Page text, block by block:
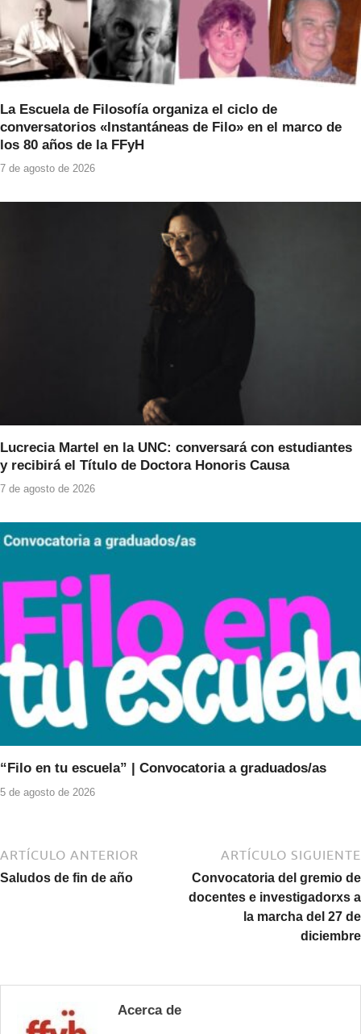
La Escuela de Filosofía organiza el ciclo de
conversatorios «Instantáneas de Filo» en el marco de
los 80 años de la FFyH
7 de agosto de 2026
Lucrecia Martel en la UNC: conversará con estudiantes
y recibirá el Título de Doctora Honoris Causa
7 de agosto de 2026
“Filo en tu escuela” | Convocatoria a graduados/as
5 de agosto de 2026
ARTÍCULO ANTERIOR
Saludos de fin de año
ARTÍCULO SIGUIENTE
Convocatoria del gremio de
docentes e investigadorxs a
la marcha del 27 de
diciembre
Acerca de